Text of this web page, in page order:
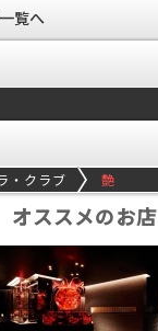
覧へ
・クラブ 艶
オススメのお店